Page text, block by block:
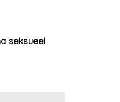
seksueel